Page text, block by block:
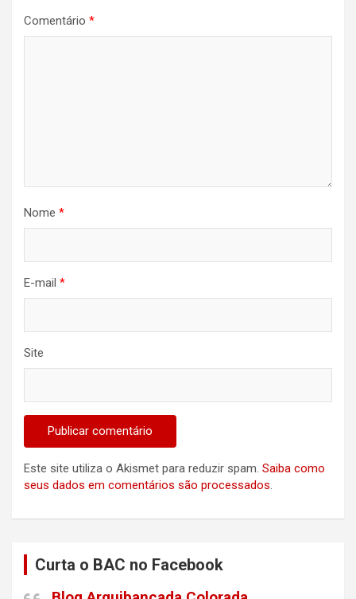
Comentário *
Nome *
E-mail *
Site
Este site utiliza o Akismet para reduzir spam. Saiba como
seus dados em comentários são processados.
Curta o BAC no Facebook